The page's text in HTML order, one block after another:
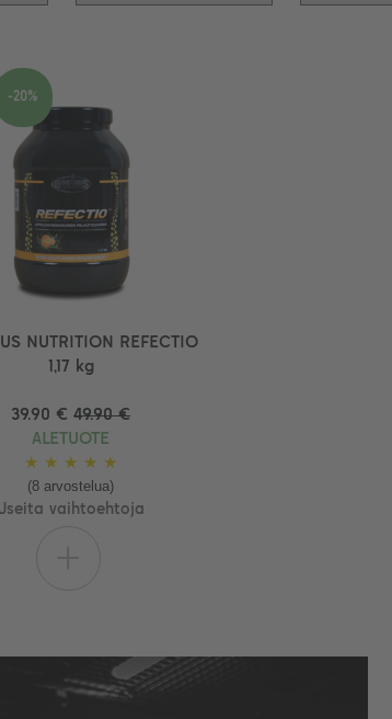
NUTRITION REFECTIO
1,17 kg
39.90 € 49.90 €
ALETUOTE
★ ★ ★ ★ ★
(8 arvostelua)
vaihtoehtoja
-20%